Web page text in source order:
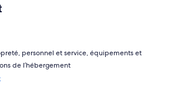
personnel et service, équipements et
de l’hébergement